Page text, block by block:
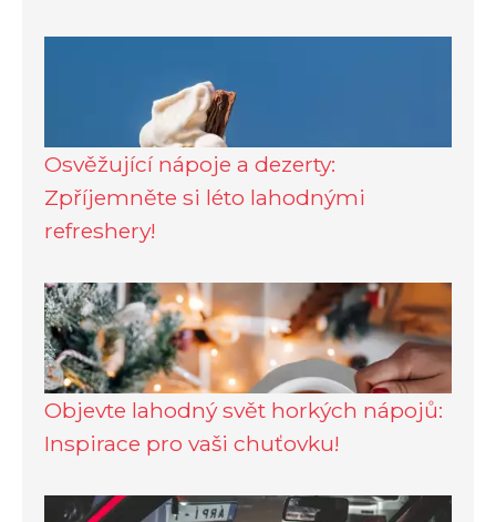
Osvěžující nápoje a dezerty:
Zpříjemněte si léto lahodnými
refreshery!
Objevte lahodný svět horkých nápojů:
Inspirace pro vaši chuťovku!